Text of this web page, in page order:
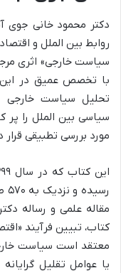
دکتر محمود خانی جوی
روابط بین الملل و
سیاست خارجی» اثری
با تخصص عمیق در این
تحلیل سیاست خارجی
سیاسی بین الملل را پر
مورد بررسی تطبیقی قرار
مقاله علمی و رساله
کتاب، تبیین فرآیند
معتقد است سیاست
یا عوامل تقلیل